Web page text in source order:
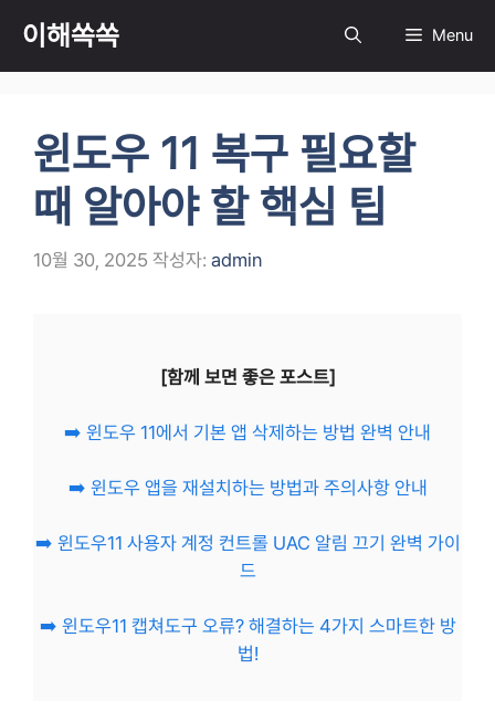
츠
이해쏙쏙 Menu
윈도우 11 복구 필요할
때 알아야 할 핵심 팁
10월 30, 2025 작성자: admin
[함께 보면 좋은 포스트]
➡️ 윈도우 11에서 기본 앱 삭제하는 방법 완벽 안내
➡️ 윈도우 앱을 재설치하는 방법과 주의사항 안내
➡️ 윈도우11 사용자 계정 컨트롤 UAC 알림 끄기 완벽 가이
드
➡️ 윈도우11 캡쳐도구 오류? 해결하는 4가지 스마트한 방
법!